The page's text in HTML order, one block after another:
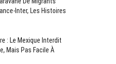
Inter, Les Histoires
: Le Mexique Interdit
Mais Pas Facile À